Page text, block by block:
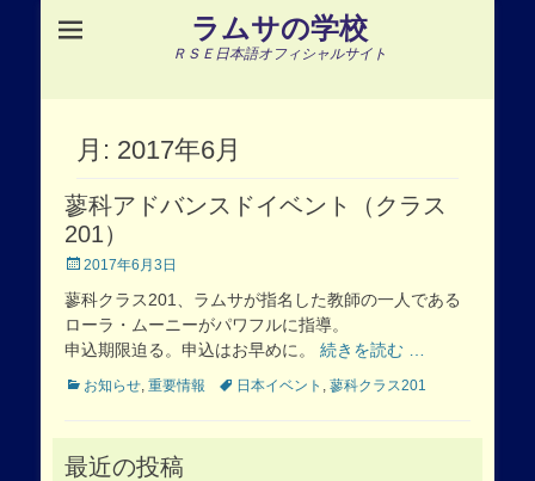
ラムサの学校
ＲＳＥ日本語オフィシャルサイト
月: 2017年6月
蓼科アドバンスドイベント（クラス
201）
Posted
2017年6月3日
蓼科クラス201、ラムサが指名した教師の一人である
ローラ・ムーニーがパワフルに指導。
申込期限迫る。申込はお早めに。 続きを読む …
Categories
お知らせ, 重要情報 Tags日本イベント , 蓼科クラス201
最近の投稿